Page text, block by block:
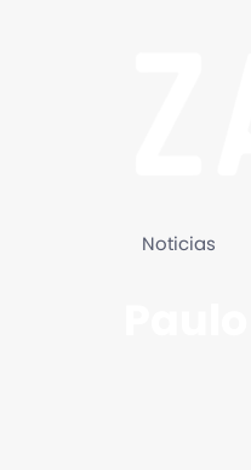
Noticias